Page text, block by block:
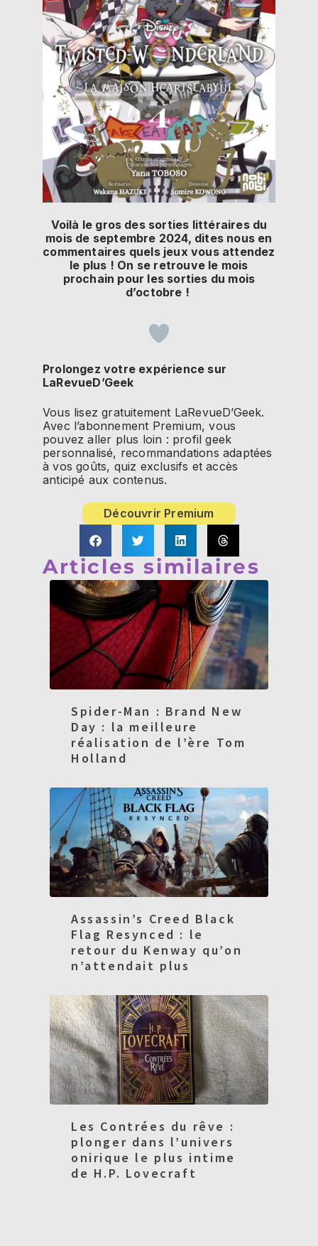
Voilà le gros des sorties littéraires du
mois de septembre 2024, dites nous en
commentaires quels jeux vous attendez
le plus ! On se retrouve le mois
prochain pour les sorties du mois
d’octobre !
Prolongez votre expérience sur
LaRevueD’Geek
Vous lisez gratuitement LaRevueD’Geek.
Avec l’abonnement Premium, vous
pouvez aller plus loin : profil geek
personnalisé, recommandations adaptées
à vos goûts, quiz exclusifs et accès
anticipé aux contenus.
Découvrir Premium
Articles similaires
Spider-Man : Brand New
Day : la meilleure
réalisation de l’ère Tom
Holland
Assassin’s Creed Black
Flag Resynced : le
retour du Kenway qu’on
n’attendait plus
Les Contrées du rêve :
plonger dans l’univers
onirique le plus intime
de H.P. Lovecraft